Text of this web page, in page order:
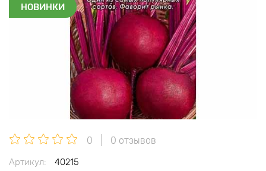
НОВИНКИ
0 0 отзывов
Артикул:
40215